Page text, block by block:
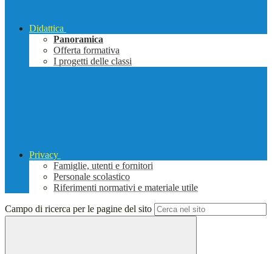
Didattica
Panoramica
Offerta formativa
I progetti delle classi
Privacy
Famiglie, utenti e fornitori
Personale scolastico
Riferimenti normativi e materiale utile
Campo di ricerca per le pagine del sito